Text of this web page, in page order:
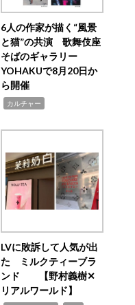
6人の作家が描く“風景
と猫”の共演 歌舞伎座
そばのギャラリー
YOHAKUで8月20日か
ら開催
カルチャー
LVに敗訴して人気が出
た ミルクティーブラ
ンド 【野村義樹✕
リアルワールド】